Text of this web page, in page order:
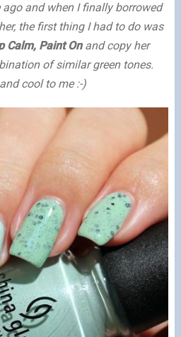
and when I finally borrowed
the first thing I had to do was
Calm, Paint Onand copy her
of similar green tones.
cool to me:-)